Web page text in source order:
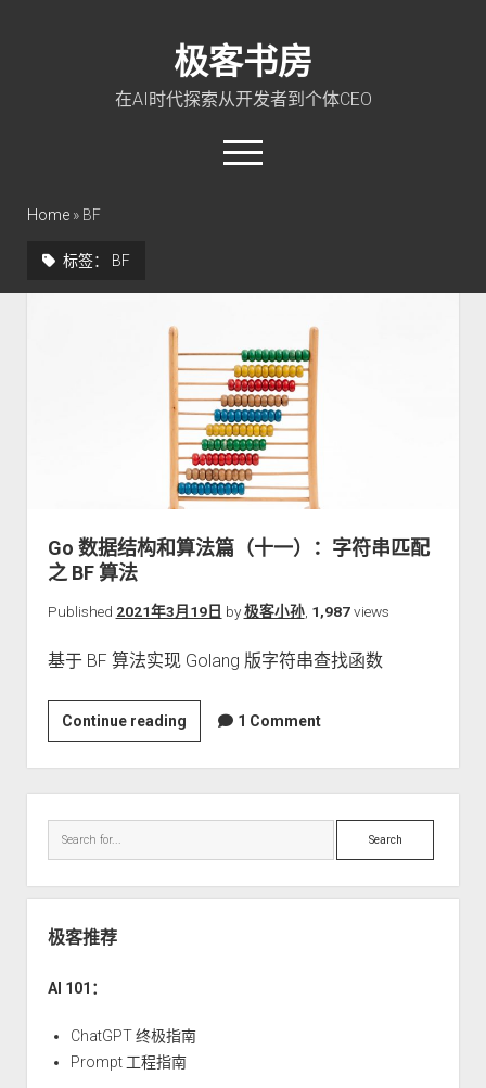
极客书房
在AI时代探索从开发者到个体CEO
open
menu
玩转 ChatGPT
软件工程
成长思维
极客智坊文档
Home» BF
标签： BF
Go 数据结构和算法篇（十一）：字符串匹配
之 BF 算法
Published 2021年3月19日 by极客小孙, 1,987views
基于 BF 算法实现 Golang 版字符串查找函数
Continue readingGo
数
据
结
构
法
符
串
1 Comment
Search
极客推荐
AI 101：
ChatGPT 终极指南
Prompt 工程指南